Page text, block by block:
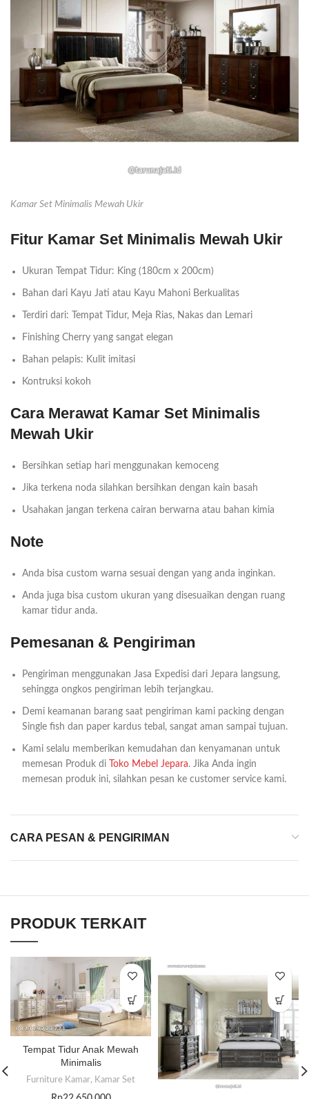
Kamar Set Minimalis Mewah Ukir
Fitur Kamar Set Minimalis Mewah Ukir
Ukuran Tempat Tidur: King (180cm x 200cm)
Bahan dari Kayu Jati atau Kayu Mahoni Berkualitas
Terdiri dari: Tempat Tidur, Meja Rias, Nakas dan Lemari
Finishing Cherry yang sangat elegan
Bahan pelapis: Kulit imitasi
Kontruksi kokoh
Cara Merawat Kamar Set Minimalis
Mewah Ukir
Bersihkan setiap hari menggunakan kemoceng
Jika terkena noda silahkan bersihkan dengan kain basah
Usahakan jangan terkena cairan berwarna atau bahan kimia
Note
Anda bisa custom warna sesuai dengan yang anda inginkan.
Anda juga bisa custom ukuran yang disesuaikan dengan ruang
kamar tidur anda.
Pemesanan & Pengiriman
Pengiriman menggunakan Jasa Expedisi dari Jepara langsung,
sehingga ongkos pengiriman lebih terjangkau.
Demi keamanan barang saat pengiriman kami packing dengan
Single fish dan paper kardus tebal, sangat aman sampai tujuan.
Kami selalu memberikan kemudahan dan kenyamanan untuk
memesan Produk di
Toko Mebel Jepara. Jika Anda ingin
memesan produk ini, silahkan pesan ke customer service kami.
CARA PESAN & PENGIRIMAN
PRODUK TERKAIT
Tempat Tidur Anak Mewah
Minimalis
Furniture Kamar, Kamar Set